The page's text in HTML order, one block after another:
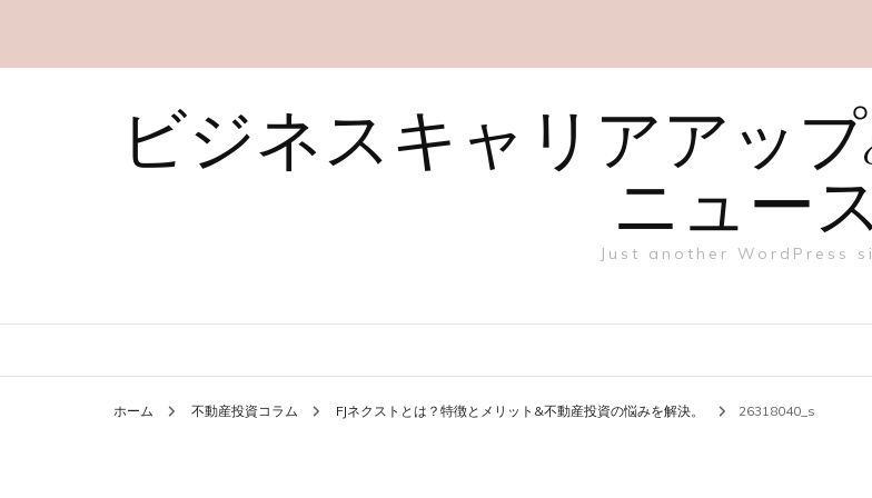
ビジネスキャリアアッ
ニュー
Just another WordPress
ホーム 不動産投資コラム FJネクストとは？特徴とメリット&不動産投資の悩みを解決。 26318040_s